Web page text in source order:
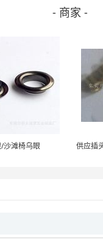
- 商家 -
沙滩椅乌眼